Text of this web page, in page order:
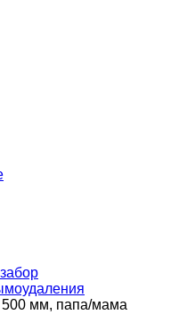
500 мм, папа/мама